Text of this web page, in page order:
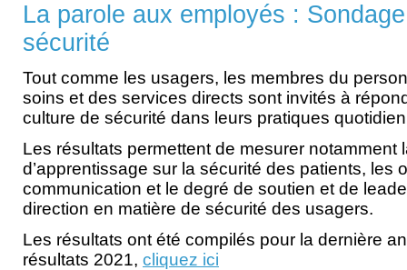
La parole aux employés :
sécurité
Tout comme les usagers, les membres du
soins et des services directs sont invités à
culture de sécurité dans leurs pratiques
Les résultats permettent de mesurer notamment
d’apprentissage sur la sécurité des patients, les
communication et le degré de soutien et de
direction en matière de sécurité des usagers.
Les résultats ont été compilés pour la dernière
résultats 2021, cliquez ici